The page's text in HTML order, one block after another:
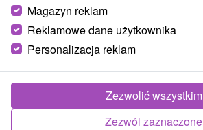
+12
Magazyn reklam
Reklamowe dane użytkownika
Personalizacja reklam
Zezwól zaznaczone
Zezwolić wszystkim